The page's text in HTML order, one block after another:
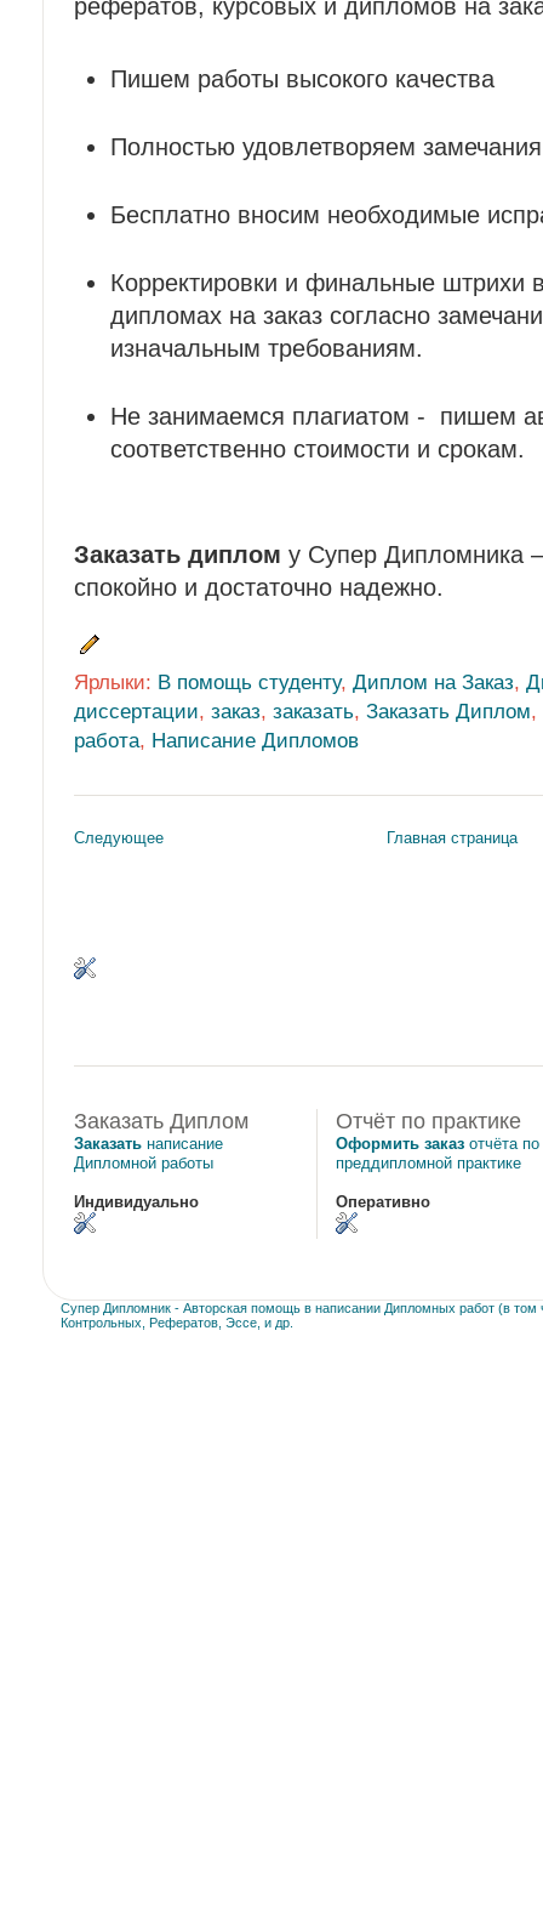
рефератов, курсовых и дипломов на
Пишем работы высокого качества
Полностью удовлетворяем
Бесплатно вносим необходимые
Корректировки и финальные штрихи
дипломах на заказ согласно
изначальным требованиям.
Не занимаемся плагиатом - пишем
соответственно стоимости и срокам.
Заказать диплом у Супер Дипломника
спокойно и достаточно надежно.
Ярлыки: В помощь студенту, Диплом на Заказ,
диссертации, заказ, заказать, Заказать Диплом,
работа, Написание Дипломов
Следующее Главная страница
Заказать Диплом
Заказать написание
Дипломной работы
Индивидуально
Отчёт по практике
Оформить заказ отчёта по
преддипломной практике
Оперативно
Супер Дипломник - Авторская помощь в написании Дипломных работ (в том
Контрольных, Рефератов, Эссе, и др.